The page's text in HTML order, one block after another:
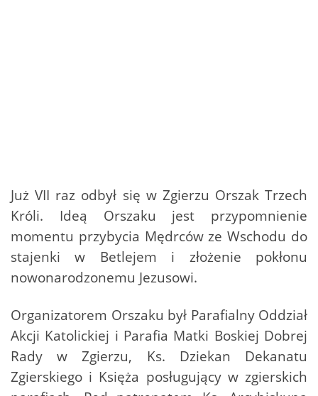
Już VII raz odbył się w Zgierzu Orszak Trzech
Króli. Ideą Orszaku jest przypomnienie
momentu przybycia Mędrców ze Wschodu do
stajenki w Betlejem i złożenie pokłonu
nowonarodzonemu Jezusowi.
Organizatorem Orszaku był Parafialny Oddział
Akcji Katolickiej i Parafia Matki Boskiej Dobrej
Rady w Zgierzu, Ks. Dziekan Dekanatu
Zgierskiego i Księża posługujący w zgierskich